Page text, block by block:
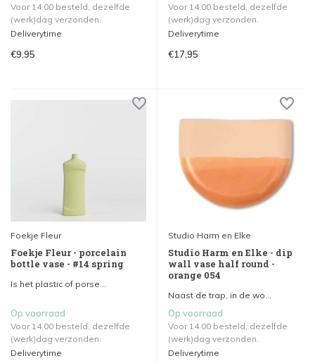
Voor 14.00 besteld, dezelfde
(werk)dag verzonden.
Deliverytime
€9,95
Voor 14.00 besteld, dezelfde
(werk)dag verzonden.
Deliverytime
€17,95
Foekje Fleur
Foekje Fleur - porcelain
bottle vase - #14 spring
Is het plastic of porse...
Op voorraad
Voor 14.00 besteld, dezelfde
(werk)dag verzonden.
Deliverytime
Studio Harm en Elke
Studio Harm en Elke - dip
wall vase half round -
orange 054
Naast de trap, in de wo...
Op voorraad
Voor 14.00 besteld, dezelfde
(werk)dag verzonden.
Deliverytime